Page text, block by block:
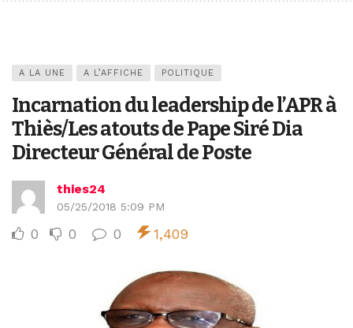
A LA UNE A L’AFFICHE POLITIQUE
Incarnation du leadership de l’APR à
Thiès/Les atouts de Pape Siré Dia
Directeur Général de Poste
thies24
05/25/2018 5:09 PM
0 0 0 1,409